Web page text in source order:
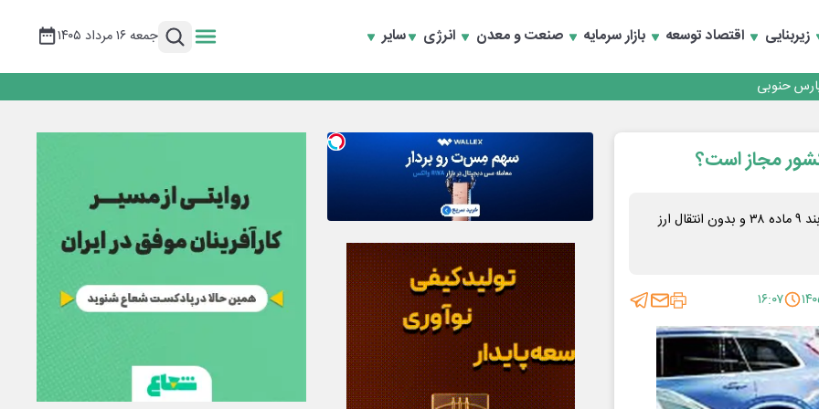
زیربنایی اقتصاد توسعه بازار سرمایه صنعت و معدن انرژی سایر جمعه ۱۶ مرداد ۱۴۰۵
منطقه یک
تجارت و همگرایی منطقه‌ای
منطقه یک
تجارت و همگرایی منطقه‌ای
کشور مجاز است؟
ثبت سفارش خودرو برای ایرانیان خارج از کشور صرفاً از محل بند ۹ ماده ۳۸ و بدون انتقال ارز
۱۶:۰۷